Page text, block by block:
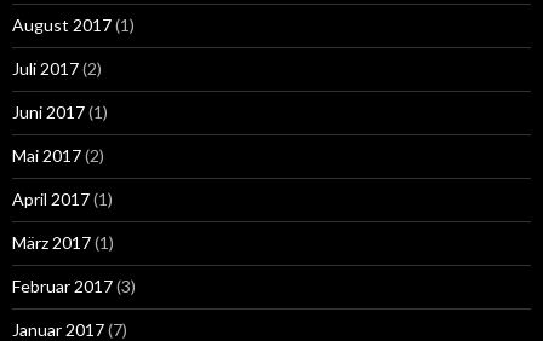
August 2017(1)
Juli 2017(2)
Juni 2017(1)
Mai 2017(2)
April 2017(1)
März 2017(1)
Februar 2017(3)
Januar 2017(7)